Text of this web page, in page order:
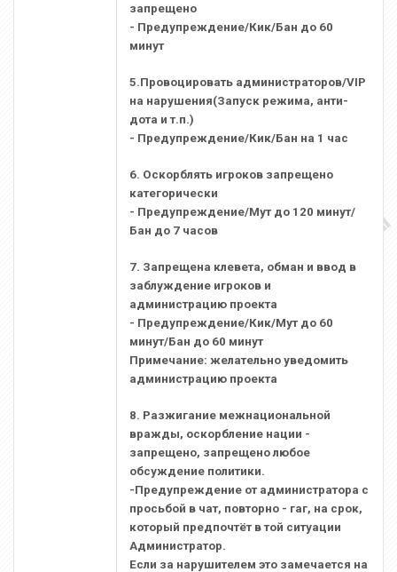
запрещено
- Предупреждение/Кик/Бан до 60
минут
5.Провоцировать администраторов/VIP
на нарушения(Запуск режима, анти-
дота и т.п.)
- Предупреждение/Кик/Бан на 1 час
6. Оскорблять игроков запрещено
категорически
- Предупреждение/Мут до 120 минут/
Бан до 7 часов
7. Запрещена клевета, обман и ввод в
заблуждение игроков и
администрацию проекта
- Предупреждение/Кик/Мут до 60
минут/Бан до 60 минут
Примечание: желательно уведомить
администрацию проекта
8. Разжигание межнациональной
вражды, оскорбление нации -
запрещено, запрещено любое
обсуждение политики.
-Предупреждение от администратора с
просьбой в чат, повторно - гаг, на срок,
который предпочтёт в той ситуации
Администратор.
Если за нарушителем это замечается на